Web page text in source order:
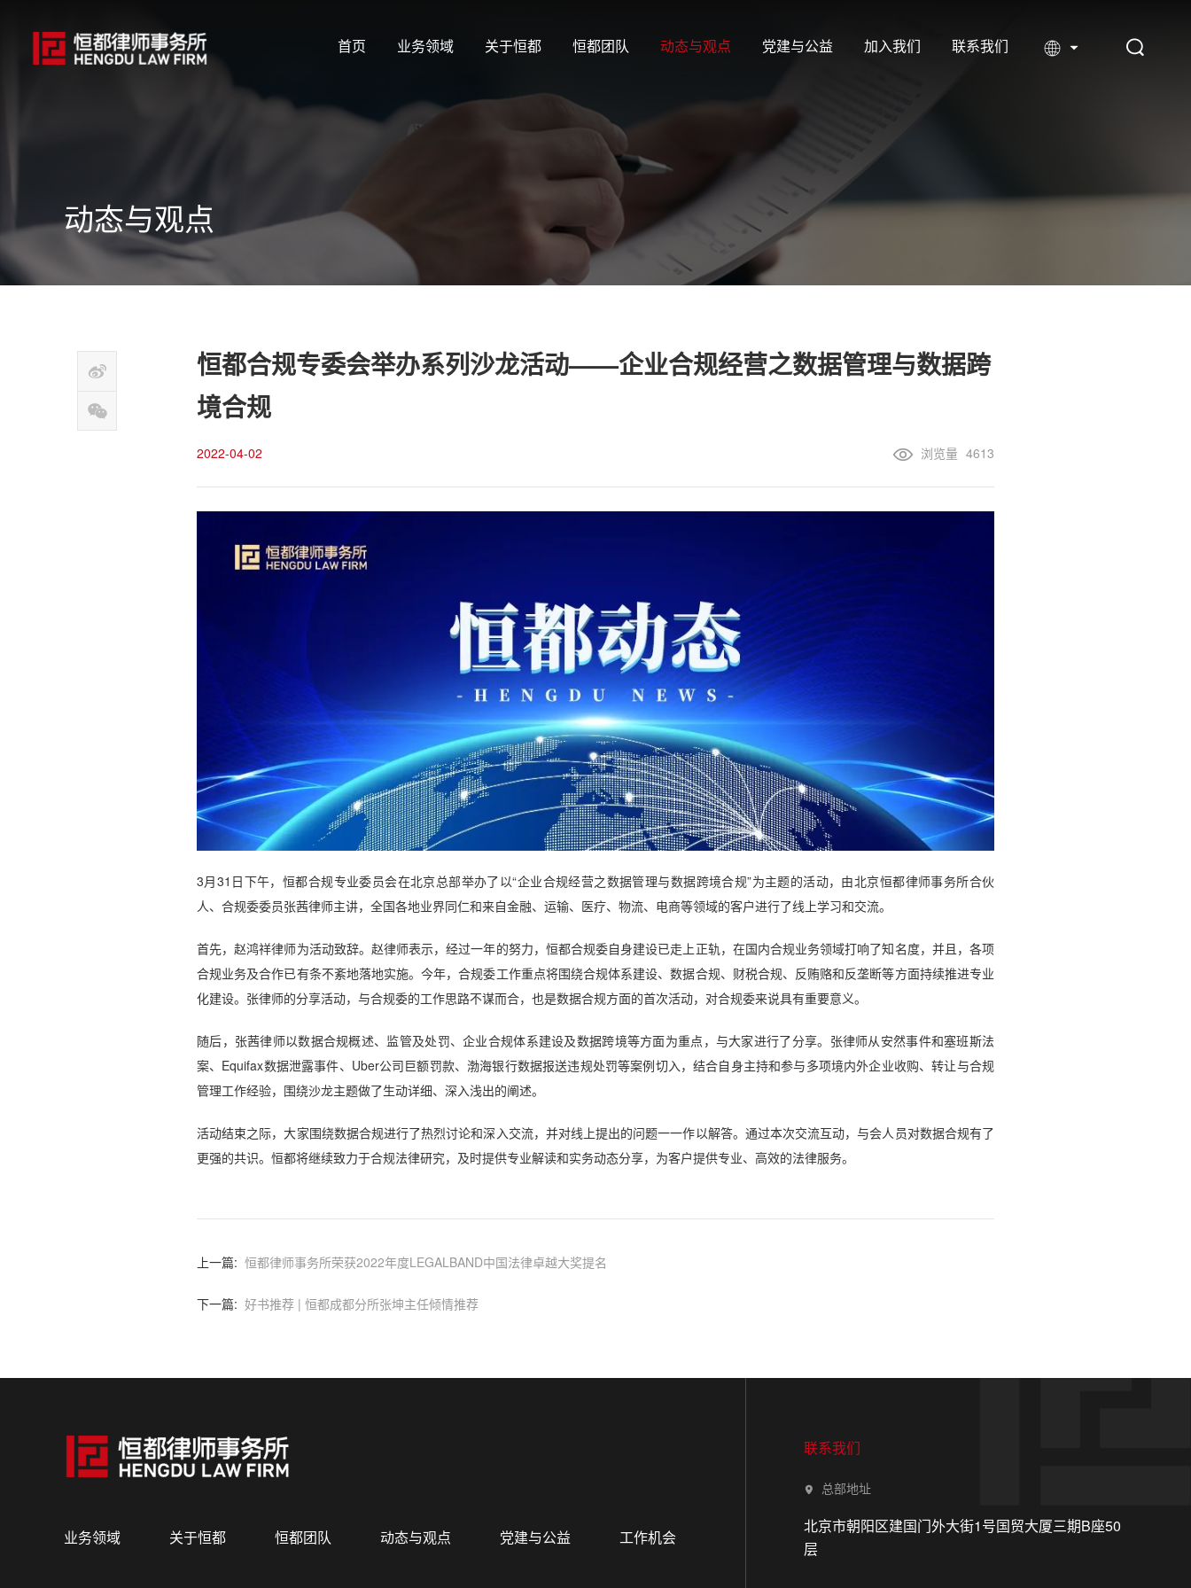
首页 业务领域 关于恒都 恒都团队 动态与观点 党建与公益 加入我们 联系我们
动态与观点
恒都合规专委会举办系列沙龙活动——企业合规经营之数据管理与数据跨
境合规
2022-04-02 浏览量 4613
3月31日下午，恒都合规专业委员会在北京总部举办了以“企业合规经营之数据管理与数据跨境合规”为主题的活动，由北京恒都律师事务所合伙
人、合规委委员张茜律师主讲，全国各地业界同仁和来自金融、运输、医疗、物流、电商等领域的客户进行了线上学习和交流。
首先，赵鸿祥律师为活动致辞。赵律师表示，经过一年的努力，恒都合规委自身建设已走上正轨，在国内合规业务领域打响了知名度，并且，各项
合规业务及合作已有条不紊地落地实施。今年，合规委工作重点将围绕合规体系建设、数据合规、财税合规、反贿赂和反垄断等方面持续推进专业
化建设。张律师的分享活动，与合规委的工作思路不谋而合，也是数据合规方面的首次活动，对合规委来说具有重要意义。
随后，张茜律师以数据合规概述、监管及处罚、企业合规体系建设及数据跨境等方面为重点，与大家进行了分享。张律师从安然事件和塞班斯法
案、Equifax数据泄露事件、Uber公司巨额罚款、渤海银行数据报送违规处罚等案例切入，结合自身主持和参与多项境内外企业收购、转让与合规
管理工作经验，围绕沙龙主题做了生动详细、深入浅出的阐述。
活动结束之际，大家围绕数据合规进行了热烈讨论和深入交流，并对线上提出的问题一一作以解答。通过本次交流互动，与会人员对数据合规有了
更强的共识。恒都将继续致力于合规法律研究，及时提供专业解读和实务动态分享，为客户提供专业、高效的法律服务。
上一篇: 恒都律师事务所荣获2022年度LEGALBAND中国法律卓越大奖提名
下一篇: 好书推荐 | 恒都成都分所张坤主任倾情推荐
业务领域 关于恒都 恒都团队 动态与观点 党建与公益 工作机会
联系我们
总部地址
北京市朝阳区建国门外大街1号国贸大厦三期B座50
层